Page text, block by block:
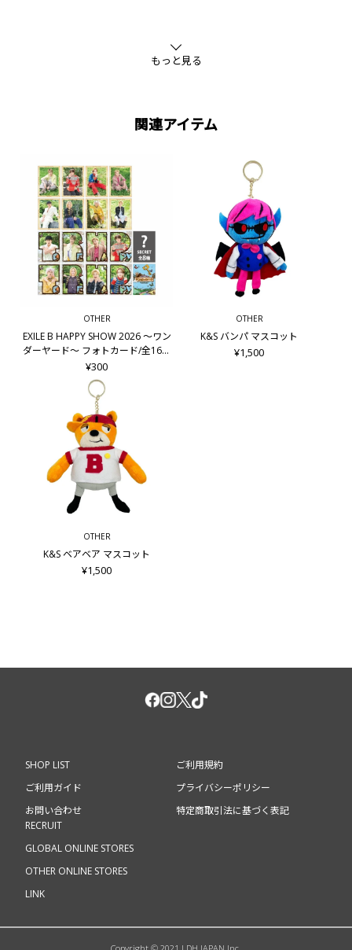
もっと見る
関連アイテム
OTHER
EXILE B HAPPY SHOW 2026 ～ワン
ダーヤード～ フォトカード/全16種
＋シークレット8種
¥300
OTHER
K&S バンパ マスコット
¥1,500
OTHER
K&S ベアベア マスコット
¥1,500
SHOP LIST
ご利用ガイド
お問い合わせ
ご利用規約
プライバシーポリシー
特定商取引法に基づく表記
RECRUIT
GLOBAL ONLINE STORES
OTHER ONLINE STORES
LINK